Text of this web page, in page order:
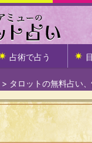
占術で占う
> タロットの無料占い